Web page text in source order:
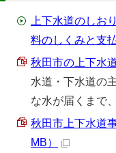
上下水道のしお
料のしくみと支
秋田市の上下水
水道・下水道の
な水が届くまで
秋田市上下水道
MB）